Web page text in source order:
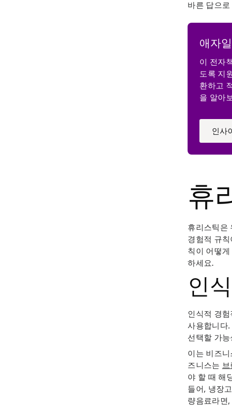
바른 답으
애자
이 전자
도록 지
환하고
을 알아
인사
휴
휴리스틱은
경험적 규
칙이 어떻
하세요.
인
인식적 경
사용합니다
선택할 가
이는 비즈
즈니스는
야 할 때 해
들어, 냉장
량음료라면